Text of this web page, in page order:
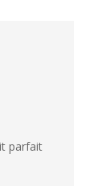
parfait